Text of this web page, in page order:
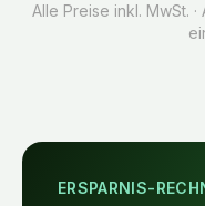
Alle Preise inkl. MwSt.
ERSPARNIS-